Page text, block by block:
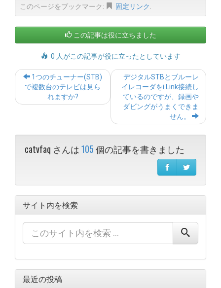
このページをブックマーク:
固定リンク
この記事は役に立ちました
0 人がこの記事が役に立ったとしています
Post
navigation
1つのチューナー(STB)
で複数台のテレビは見ら
れますか?
デジタルSTBとブルーレ
イレコーダをi.Link接続し
ているのですが、録画や
ダビングがうまくできま
せん。
catvfaq さんは105個の記事を書きました
サイト内を検索
最近の投稿